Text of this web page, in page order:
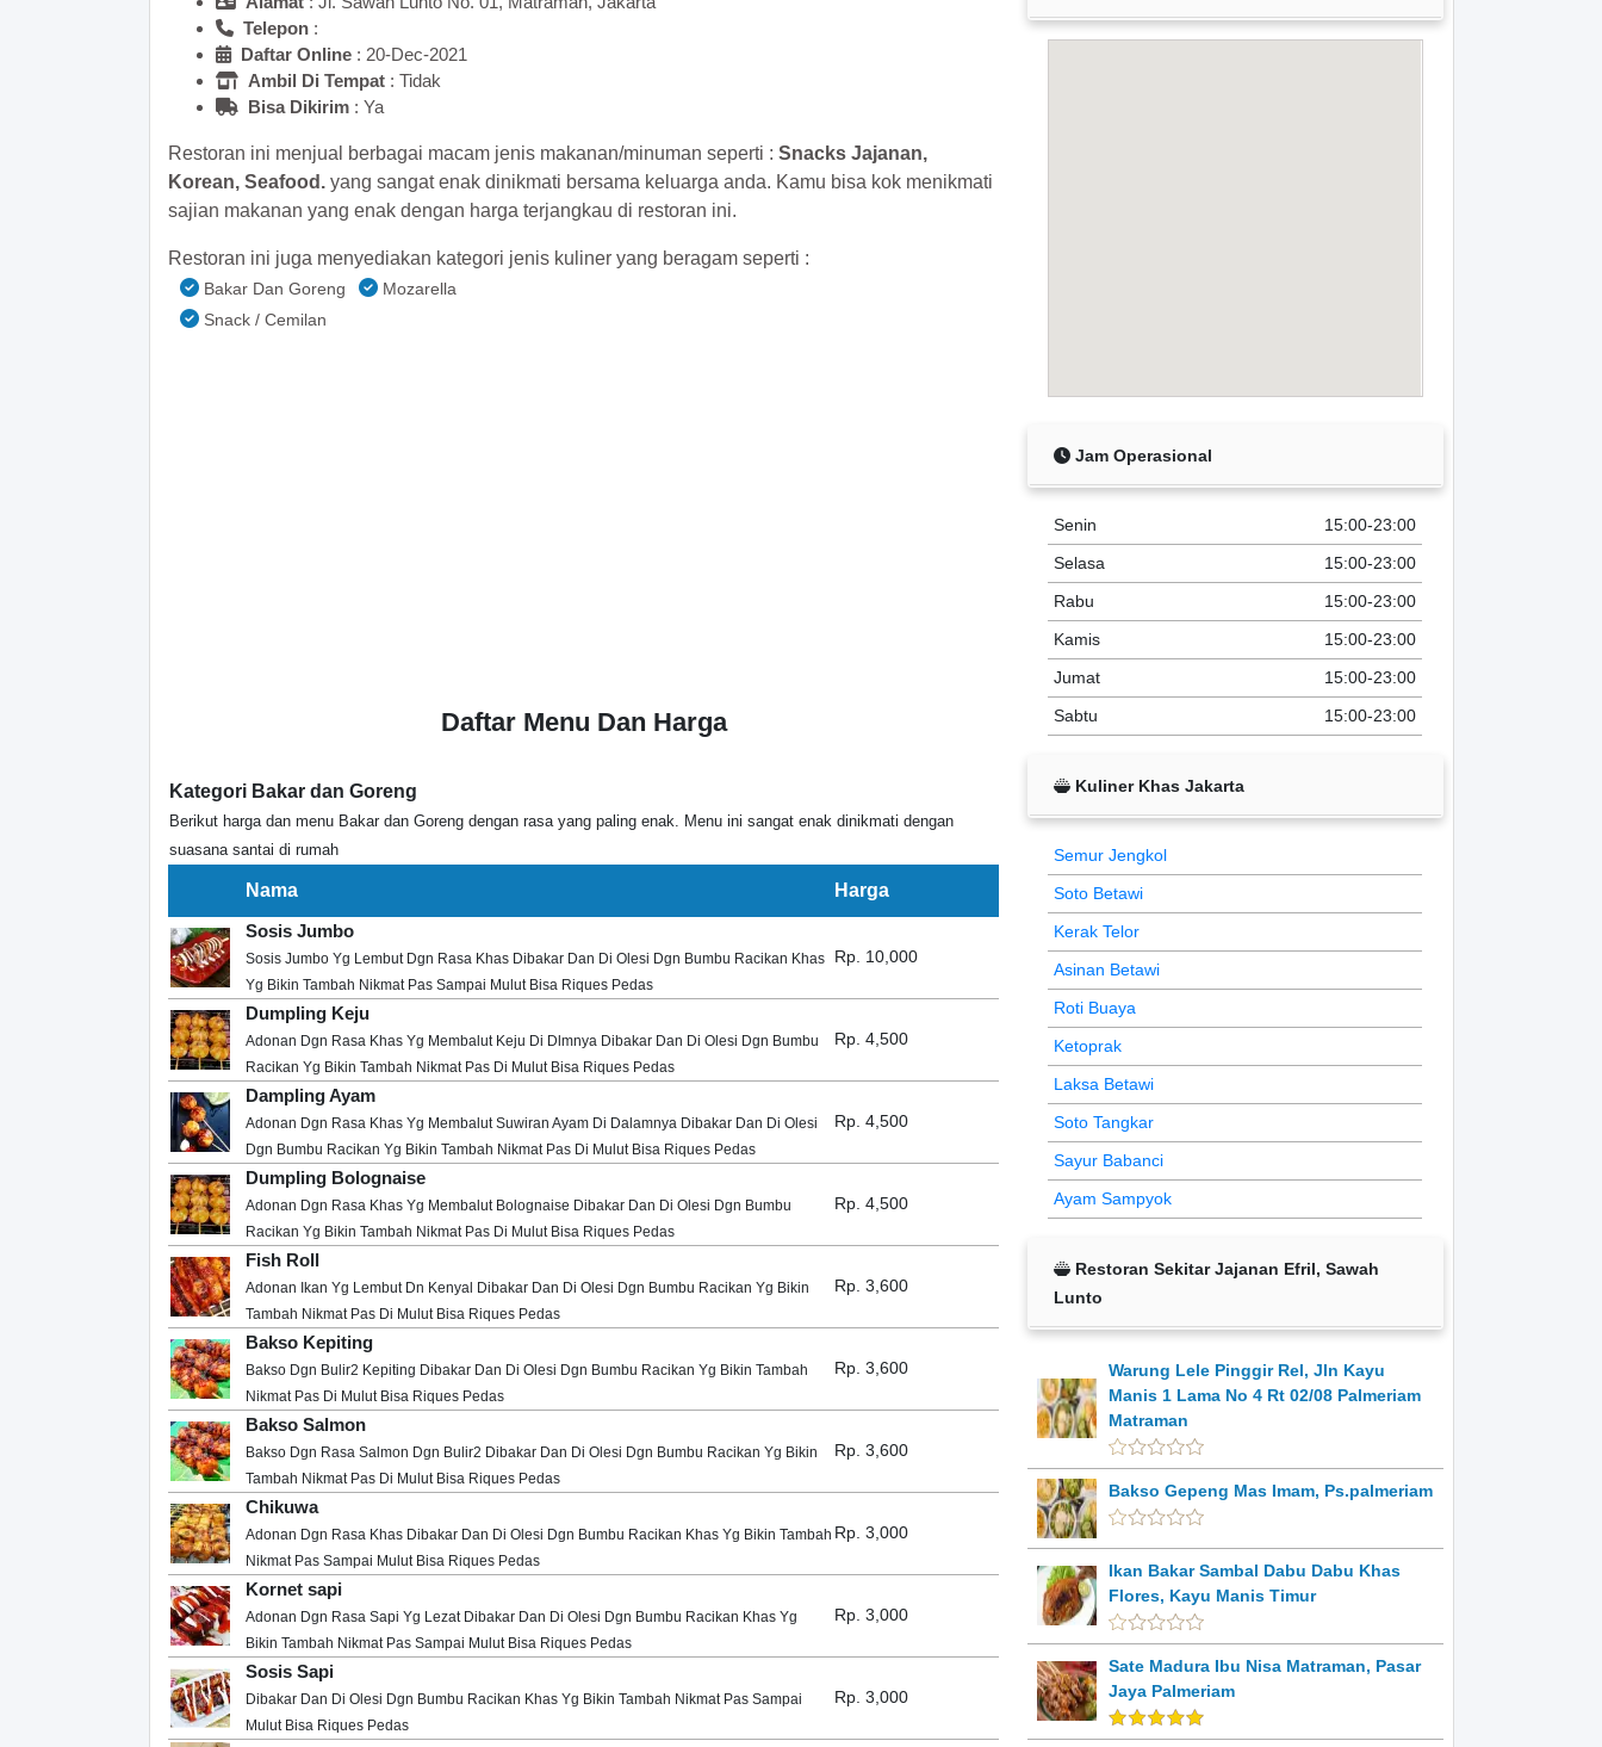
Telepon :
Daftar Online : 20-Dec-2021
Ambil Di Tempat : Tidak
Bisa Dikirim : Ya
Restoran ini menjual berbagai macam jenis makanan/minuman seperti : Snacks Jajanan,
Korean, Seafood. yang sangat enak dinikmati bersama keluarga anda. Kamu bisa kok menikmati
sajian makanan yang enak dengan harga terjangkau di restoran ini.
Restoran ini juga menyediakan kategori jenis kuliner yang beragam seperti :
Bakar Dan Goreng
Mozarella
Snack / Cemilan
Daftar Menu Dan Harga
Kategori Bakar dan Goreng
Berikut harga dan menu Bakar dan Goreng dengan rasa yang paling enak. Menu ini sangat enak dinikmati dengan
suasana santai di rumah
Nama
Harga
Sosis Jumbo
Sosis Jumbo Yg Lembut Dgn Rasa Khas Dibakar Dan Di Olesi Dgn Bumbu Racikan Khas
Yg Bikin Tambah Nikmat Pas Sampai Mulut Bisa Riques Pedas
Rp. 10,000
Dumpling Keju
Adonan Dgn Rasa Khas Yg Membalut Keju Di Dlmnya Dibakar Dan Di Olesi Dgn Bumbu
Racikan Yg Bikin Tambah Nikmat Pas Di Mulut Bisa Riques Pedas
Rp. 4,500
Dampling Ayam
Adonan Dgn Rasa Khas Yg Membalut Suwiran Ayam Di Dalamnya Dibakar Dan Di Olesi
Dgn Bumbu Racikan Yg Bikin Tambah Nikmat Pas Di Mulut Bisa Riques Pedas
Rp. 4,500
Dumpling Bolognaise
Adonan Dgn Rasa Khas Yg Membalut Bolognaise Dibakar Dan Di Olesi Dgn Bumbu
Racikan Yg Bikin Tambah Nikmat Pas Di Mulut Bisa Riques Pedas
Rp. 4,500
Fish Roll
Adonan Ikan Yg Lembut Dn Kenyal Dibakar Dan Di Olesi Dgn Bumbu Racikan Yg Bikin
Tambah Nikmat Pas Di Mulut Bisa Riques Pedas
Rp. 3,600
Bakso Kepiting
Bakso Dgn Bulir2 Kepiting Dibakar Dan Di Olesi Dgn Bumbu Racikan Yg Bikin Tambah
Nikmat Pas Di Mulut Bisa Riques Pedas
Rp. 3,600
Bakso Salmon
Bakso Dgn Rasa Salmon Dgn Bulir2 Dibakar Dan Di Olesi Dgn Bumbu Racikan Yg Bikin
Tambah Nikmat Pas Di Mulut Bisa Riques Pedas
Rp. 3,600
Chikuwa
Adonan Dgn Rasa Khas Dibakar Dan Di Olesi Dgn Bumbu Racikan Khas Yg Bikin Tambah
Nikmat Pas Sampai Mulut Bisa Riques Pedas
Rp. 3,000
Kornet sapi
Adonan Dgn Rasa Sapi Yg Lezat Dibakar Dan Di Olesi Dgn Bumbu Racikan Khas Yg
Bikin Tambah Nikmat Pas Sampai Mulut Bisa Riques Pedas
Rp. 3,000
Sosis Sapi
Dibakar Dan Di Olesi Dgn Bumbu Racikan Khas Yg Bikin Tambah Nikmat Pas Sampai
Mulut Bisa Riques Pedas
Rp. 3,000
Jam Operasional
Senin
15:00-23:00
Selasa
15:00-23:00
Rabu
15:00-23:00
Kamis
15:00-23:00
Jumat
15:00-23:00
Sabtu
15:00-23:00
Kuliner Khas Jakarta
Semur Jengkol
Soto Betawi
Kerak Telor
Asinan Betawi
Roti Buaya
Ketoprak
Laksa Betawi
Soto Tangkar
Sayur Babanci
Ayam Sampyok
Restoran Sekitar Jajanan Efril, Sawah
Lunto
Warung Lele Pinggir Rel, Jln Kayu
Manis 1 Lama No 4 Rt 02/08 Palmeriam
Matraman
Bakso Gepeng Mas Imam, Ps.palmeriam
Ikan Bakar Sambal Dabu Dabu Khas
Flores, Kayu Manis Timur
Sate Madura Ibu Nisa Matraman, Pasar
Jaya Palmeriam